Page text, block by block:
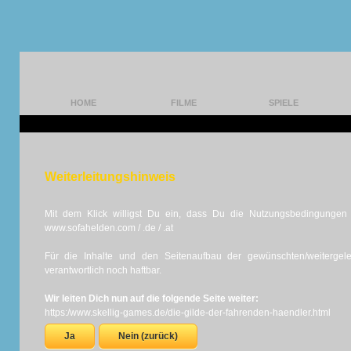
HOME FILME SPIELE
Weiterleitungshinweis
Mit dem Klick willigst Du ein, dass Du die
www.sofahelden.com / .de / .at
Für die Inhalte und den Seitenaufbau der gewünschten/
verantwortlich noch haftbar.
Wir leiten Dich nun auf die folgende Seite weiter:
https:/www.skellig-games.de/die-gilde-der-fahrenden-haendler.html
Ja Nein (zurück)